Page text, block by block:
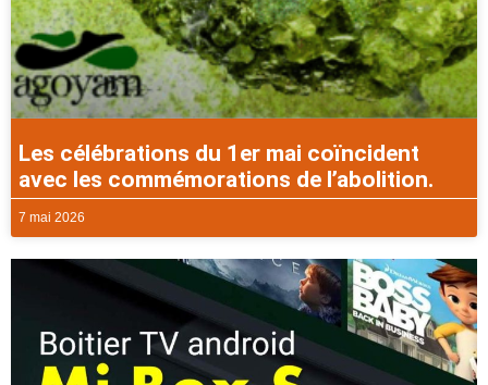
Les célébrations du 1er mai coïncident
avec les commémorations de l’abolition.
7 mai 2026